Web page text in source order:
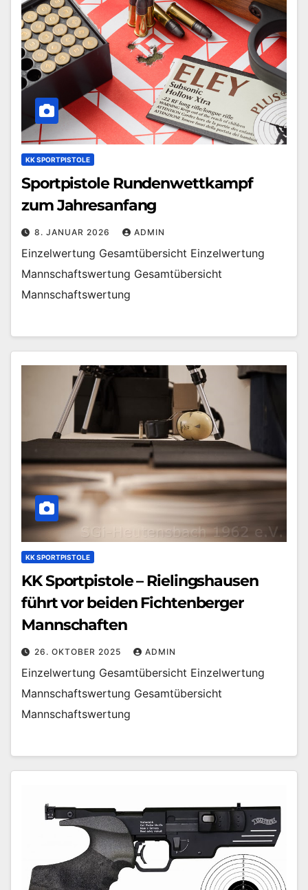
KK SPORTPISTOLE
Sportpistole Rundenwettkampf
zum Jahresanfang
8. JANUAR 2026 ADMIN
Einzelwertung Gesamtübersicht Einzelwertung
Mannschaftswertung Gesamtübersicht
Mannschaftswertung
KK SPORTPISTOLE
KK Sportpistole – Rielingshausen
führt vor beiden Fichtenberger
Mannschaften
26. OKTOBER 2025 ADMIN
Einzelwertung Gesamtübersicht Einzelwertung
Mannschaftswertung Gesamtübersicht
Mannschaftswertung